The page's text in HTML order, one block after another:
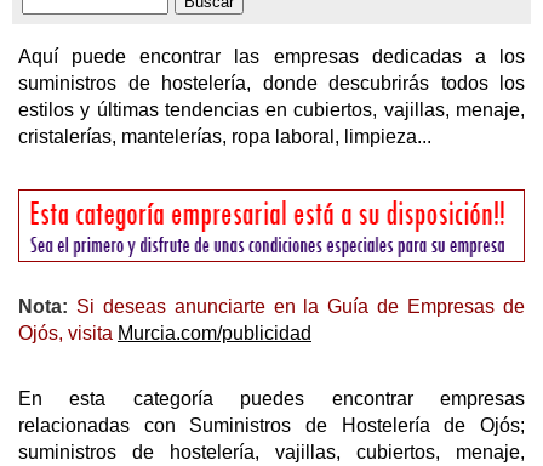
Aquí puede encontrar las empresas dedicadas a los
suministros de hostelería, donde descubrirás todos los
estilos y últimas tendencias en cubiertos, vajillas, menaje,
cristalerías, mantelerías, ropa laboral, limpieza...
Nota: Si deseas anunciarte en la Guía de Empresas de
Ojós, visita Murcia.com/publicidad
En esta categoría puedes encontrar empresas
relacionadas con Suministros de Hostelería de Ojós;
suministros de hostelería, vajillas, cubiertos, menaje,